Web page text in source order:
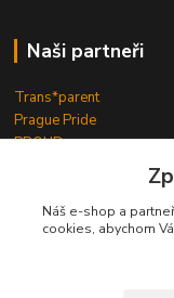
Naši partneři
Trans*parent
Prague Pride
PROUD
Stud Brno
Mezipatra
Náš e-shop a
cookies, abychom